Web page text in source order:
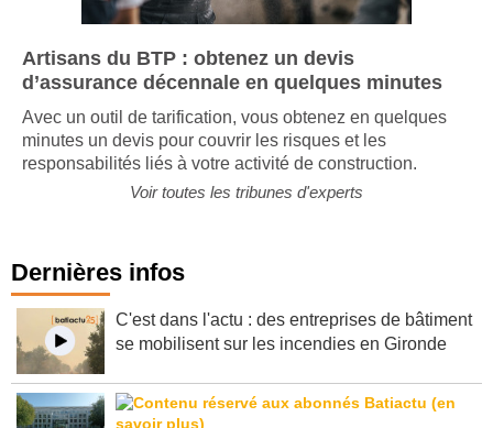
Artisans du BTP : obtenez un devis
d’assurance décennale en quelques minutes
Avec un outil de tarification, vous obtenez en quelques
minutes un devis pour couvrir les risques et les
responsabilités liés à votre activité de construction.
Voir toutes les tribunes d'experts
Dernières infos
C'est dans l'actu : des entreprises de bâtiment
se mobilisent sur les incendies en Gironde